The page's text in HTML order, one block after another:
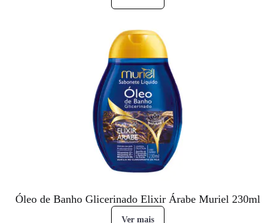
Óleo de Banho Glicerinado Elixir Árabe Muriel 230ml
Ver mais